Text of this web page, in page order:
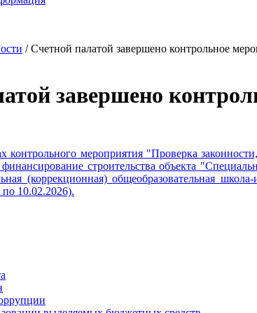
/ Счетной палатой завершено контрольное
завершено
контрольного мероприятия "Проверка
строительства объекта
(коррекционная) общеобразовательная
10.02.2026).